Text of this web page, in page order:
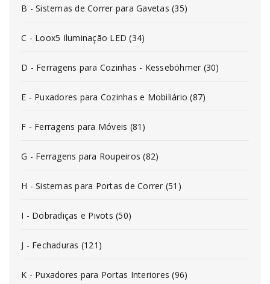
B - Sistemas de Correr para Gavetas (35)
C - Loox5 Iluminação LED (34)
D - Ferragens para Cozinhas - Kesseböhmer (30)
E - Puxadores para Cozinhas e Mobiliário (87)
F - Ferragens para Móveis (81)
G - Ferragens para Roupeiros (82)
H - Sistemas para Portas de Correr (51)
I - Dobradiças e Pivots (50)
J - Fechaduras (121)
K - Puxadores para Portas Interiores (96)